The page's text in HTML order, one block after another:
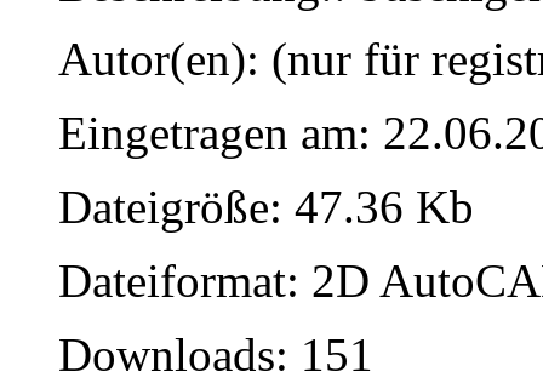
Autor(en): (nur für
Eingetragen am:
Dateigröße: 47.36 Kb
Dateiformat: 2D
Downloads: 151